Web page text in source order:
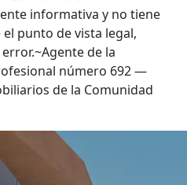
informativa y no tiene
punto de vista legal,
de la
número 692 —
de la Comunidad